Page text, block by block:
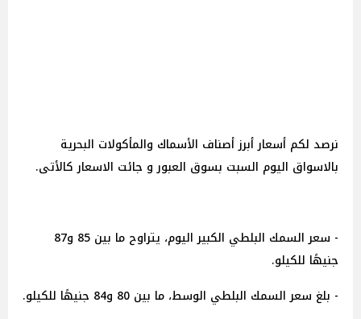
نرصد لكم أسعار أبرز أصناف الأسماك والمأكولات البحرية
بالاسواق اليوم السبت بسوق العبور و جائت الاسعار كالأتى.
- سعر السمك البلطي الكبير اليوم، يتراوح ما بين 85 و87
جنيهًا للكيلو.
- بلغ سعر السمك البلطي الوسط، ما بين 80 و84 جنيهًا للكيلو.